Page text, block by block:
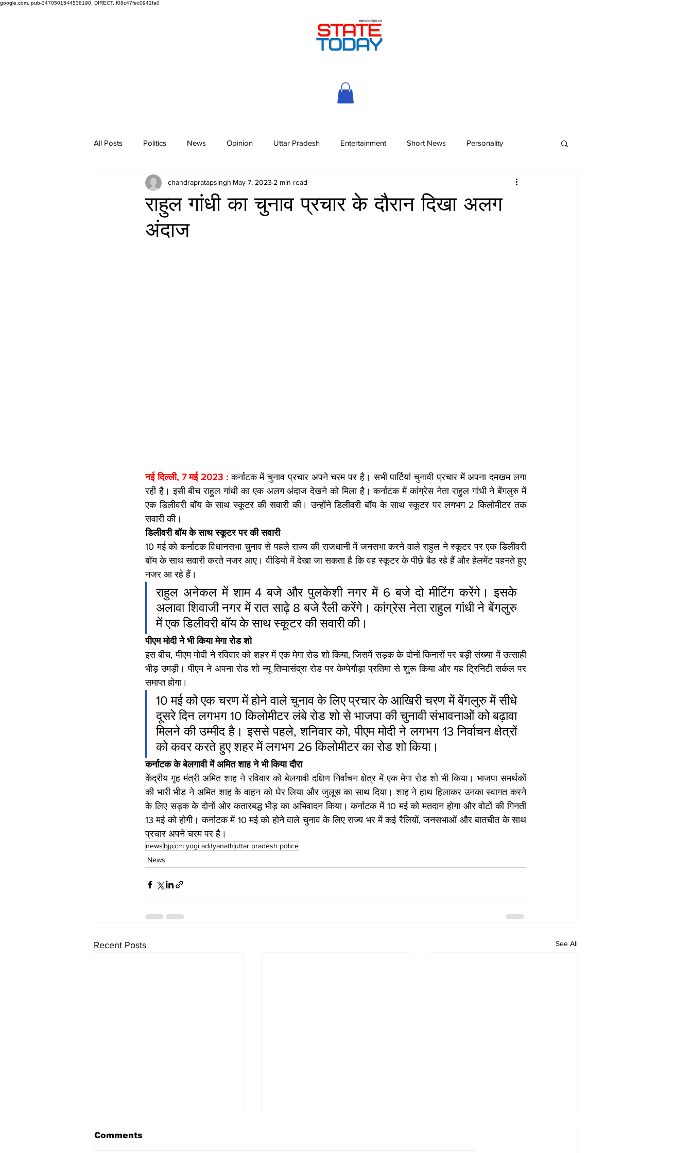
google.com, pub-3470501544538190, DIRECT, f08c47fec0942fa0
All Posts Politics News Opinion Uttar Pradesh Entertainment Short News Personality
राहुल गांधी का चुनाव प्रचार के दौरान दिखा अलग
अंदाज
chandrapratapsingh May 7, 2023 2 min read
नई दिल्ली, 7 मई 2023 : कर्नाटक में चुनाव प्रचार अपने चरम पर है। सभी पार्टियां चुनावी प्रचार में अपना दमखम लगा
रही है। इसी बीच राहुल गांधी का एक अलग अंदाज देखने को मिला है। कर्नाटक में कांग्रेस नेता राहुल गांधी ने बेंगलुरु में
एक डिलीवरी बॉय के साथ स्कूटर की सवारी की। उन्होंने डिलीवरी बॉय के साथ स्कूटर पर लगभग 2 किलोमीटर तक
सवारी की।
डिलीवरी बॉय के साथ स्कूटर पर की सवारी
10 मई को कर्नाटक विधानसभा चुनाव से पहले राज्य की राजधानी में जनसभा करने वाले राहुल ने स्कूटर पर एक डिलीवरी
बॉय के साथ सवारी करते नजर आए। वीडियो में देखा जा सकता है कि वह स्कूटर के पीछे बैठ रहे हैं और हेलमेंट पहनते हुए
नजर आ रहे हैं।
राहुल अनेकल में शाम 4 बजे और पुलकेशी नगर में 6 बजे दो मीटिंग करेंगे। इसके
अलावा शिवाजी नगर में रात साढ़े 8 बजे रैली करेंगे। कांग्रेस नेता राहुल गांधी ने बेंगलुरु
में एक डिलीवरी बॉय के साथ स्कूटर की सवारी की।
पीएम मोदी ने भी किया मेगा रोड शो
इस बीच, पीएम मोदी ने रविवार को शहर में एक मेगा रोड शो किया, जिसमें सड़क के दोनों किनारों पर बड़ी संख्या में उत्साही
भीड़ उमड़ी। पीएम ने अपना रोड शो न्यू तिप्पासंद्रा रोड पर केम्पेगौड़ा प्रतिमा से शुरू किया और यह ट्रिनिटी सर्कल पर
समाप्त होगा।
10 मई को एक चरण में होने वाले चुनाव के लिए प्रचार के आखिरी चरण में बेंगलुरु में सीधे
दूसरे दिन लगभग 10 किलोमीटर लंबे रोड शो से भाजपा की चुनावी संभावनाओं को बढ़ावा
मिलने की उम्मीद है। इससे पहले, शनिवार को, पीएम मोदी ने लगभग 13 निर्वाचन क्षेत्रों
को कवर करते हुए शहर में लगभग 26 किलोमीटर का रोड शो किया।
कर्नाटक के बेलगावी में अमित शाह ने भी किया दौरा
केंद्रीय गृह मंत्री अमित शाह ने रविवार को बेलगावी दक्षिण निर्वाचन क्षेत्र में एक मेगा रोड शो भी किया। भाजपा समर्थकों
की भारी भीड़ ने अमित शाह के वाहन को घेर लिया और जुलूस का साथ दिया। शाह ने हाथ हिलाकर उनका स्वागत करने
के लिए सड़क के दोनों ओर कतारबद्ध भीड़ का अभिवादन किया। कर्नाटक में 10 मई को मतदान होगा और वोटों की गिनती
13 मई को होगी। कर्नाटक में 10 मई को होने वाले चुनाव के लिए राज्य भर में कई रैलियों, जनसभाओं और बातचीत के साथ
प्रचार अपने चरम पर है।
news bjpcm yogi adityanath uttar pradesh police
News
Recent Posts See All
Comments